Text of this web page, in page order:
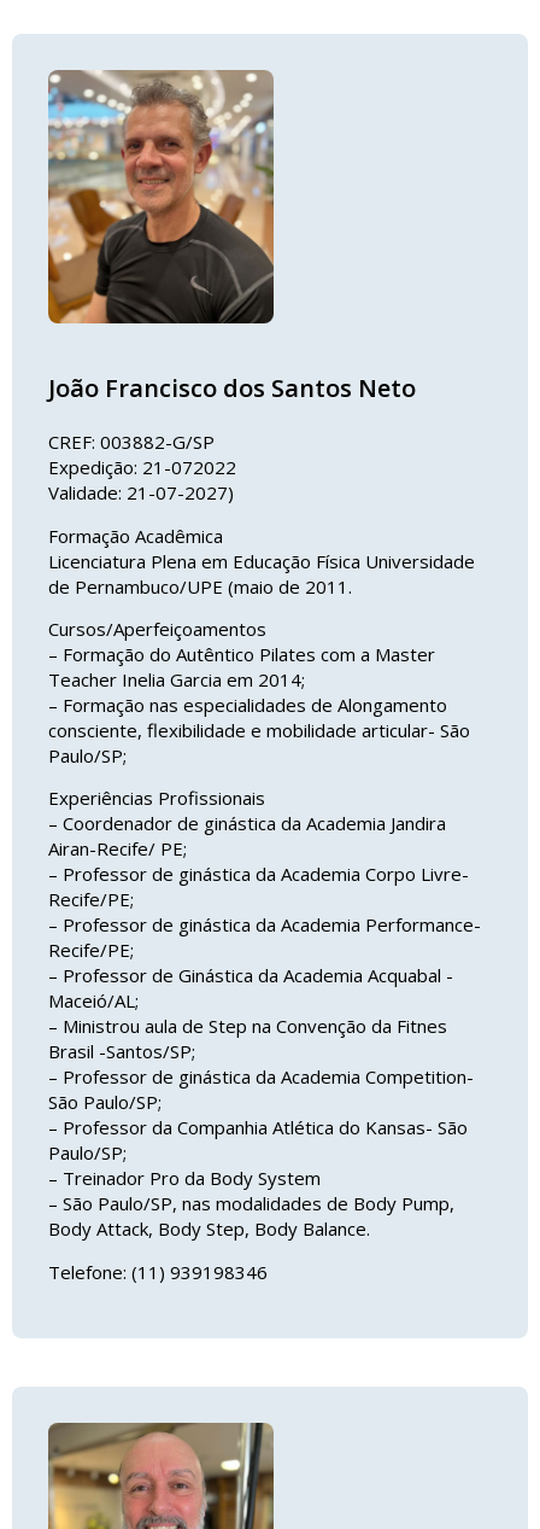
João Francisco dos Santos Neto
CREF: 003882-G/SP
Expedição: 21-072022
Validade: 21-07-2027)
Formação Acadêmica
Licenciatura Plena em Educação Física Universidade
de Pernambuco/UPE (maio de 2011.
Cursos/Aperfeiçoamentos
– Formação do Autêntico Pilates com a Master
Teacher Inelia Garcia em 2014;
– Formação nas especialidades de Alongamento
consciente, flexibilidade e mobilidade articular- São
Paulo/SP;
Experiências Profissionais
– Coordenador de ginástica da Academia Jandira
Airan-Recife/ PE;
– Professor de ginástica da Academia Corpo Livre-
Recife/PE;
– Professor de ginástica da Academia Performance-
Recife/PE;
– Professor de Ginástica da Academia Acquabal -
Maceió/AL;
– Ministrou aula de Step na Convenção da Fitnes
Brasil -Santos/SP;
– Professor de ginástica da Academia Competition-
São Paulo/SP;
– Professor da Companhia Atlética do Kansas- São
Paulo/SP;
– Treinador Pro da Body System
– São Paulo/SP, nas modalidades de Body Pump,
Body Attack, Body Step, Body Balance.
Telefone: (11) 939198346